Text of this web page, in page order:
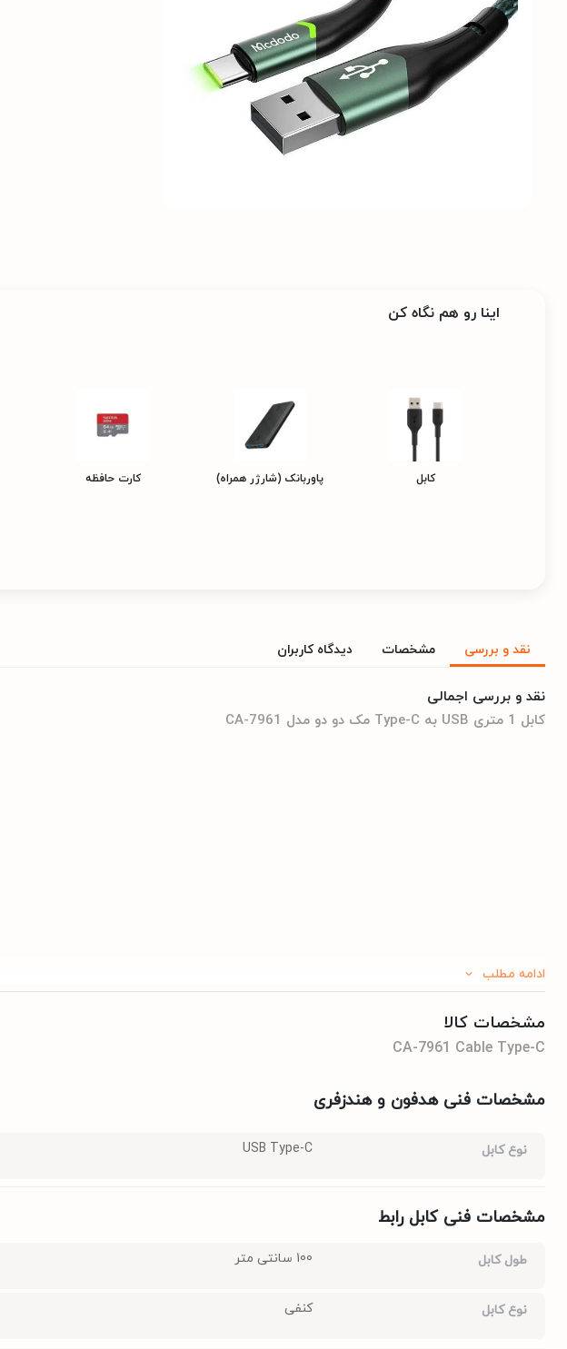
اینا رو هم نگاه کن
کابل پاوربانک (شارژر همراه) کارت حافظه
نقد و بررسی مشخصات دیدگاه کاربران
نقد و بررسی اجمالی
کابل 1 متری USB به Type-C مک دو دو مدل CA-7961
ادامه مطلب
مشخصات کالا
CA-7961 Cable Type-C
مشخصات فنی هدفون و هندزفری
نوع کابل USB Type-C
مشخصات فنی کابل رابط
طول کابل 100 سانتی متر
نوع کابل کنفی